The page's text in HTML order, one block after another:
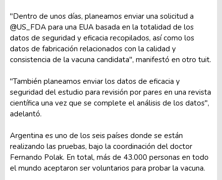
"Dentro de unos días, planeamos enviar una solicitud a
@US_FDA para una EUA basada en la totalidad de los
datos de seguridad y eficacia recopilados, así como los
datos de fabricación relacionados con la calidad y
consistencia de la vacuna candidata", manifestó en otro tuit.
"También planeamos enviar los datos de eficacia y
seguridad del estudio para revisión por pares en una revista
científica una vez que se complete el análisis de los datos",
adelantó.
Argentina es uno de los seis países donde se están
realizando las pruebas, bajo la coordinación del doctor
Fernando Polak. En total, más de 43.000 personas en todo
el mundo aceptaron ser voluntarios para probar la vacuna.